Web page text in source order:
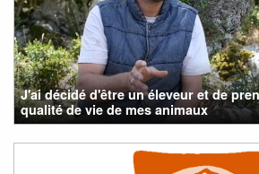
J'ai décidé d'être un éleveur et de
qualité de vie de mes animaux